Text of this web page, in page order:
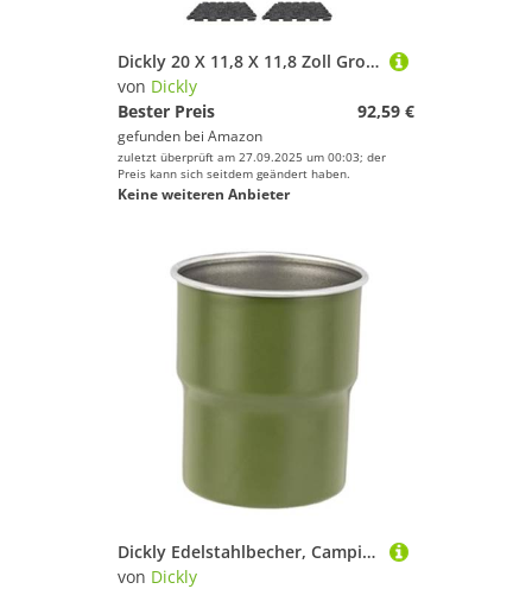
Kiteboarden
Klettern & Bouldern
Sportausstattung
Sportbekleidung
Dickly 20 X 11,8 X 11,8 Zoll Große Filz Trainingsmatten, Modulares Polsterzubehör für Hanteln, Langhanteln, 1 cm Dicke, Ineinandergreifende Bodenfliesen für, Dunkelgrau
von Dickly
Bester Preis
92,59 €
gefunden bei Amazon
zuletzt überprüft am 27.09.2025 um 00:03; der
Preis kann sich seitdem geändert haben.
Keine weiteren Anbieter
Dickly Edelstahlbecher, Campingbecher, stapelbar, Picknickbecher für Camping, Rucksackreisen, Klettern, GrÜn
von Dickly